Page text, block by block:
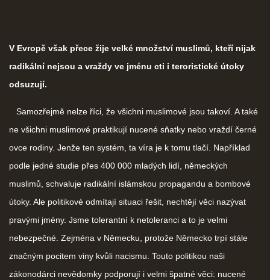
V Evropě však přece žije velké množství muslimů, kteří nijak
radikální nejsou a vraždy ve jménu cti i teroristické útoky
odsuzují.
Samozřejmě nelze říci, že všichni muslimové jsou takoví. A také
ne všichni muslimové praktikují nucené sňatky nebo vraždí černé
ovce rodiny. Jenže ten systém, ta víra je k tomu tlačí. Například
podle jedné studie přes 400 000 mladých lidí, německých
muslimů, schvaluje radikální islámskou propagandu a bombové
útoky. Ale politikové odmítají situaci řešit, nechtějí věci nazývat
pravými jmény. Jsme tolerantní k netoleranci a to je velmi
nebezpečné. Zejména v Německu, protože Německo trpí stále
značným pocitem viny kvůli nacismu. Touto politikou naši
zákonodárci nevědomky podporují i velmi špatné věci: nucené